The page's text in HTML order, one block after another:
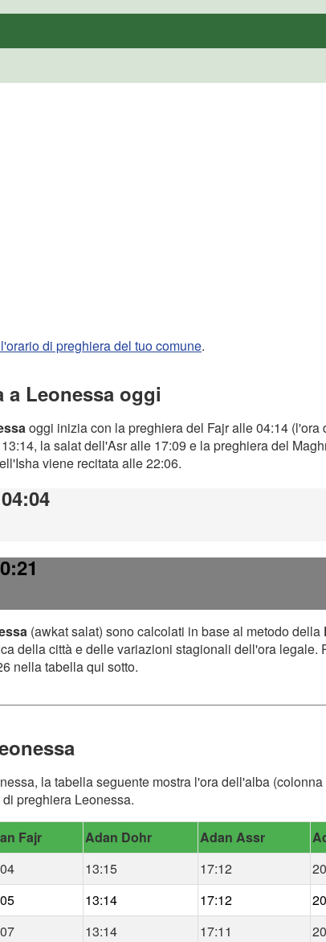
di preghiera del tuo comune.
Leonessa oggi
oggi inizia con la preghiera del Fajr alle 04:14 (l'ora
la salat dell'Asr alle 17:09 e la preghiera del
viene recitata alle 22:06.
(awkat salat) sono calcolati in base al metodo della
della città e delle variazioni stagionali dell'ora
nella tabella qui sotto.
la tabella seguente mostra l'ora dell'alba
preghiera Leonessa.
Fajr Adan Dohr Adan Assr
13:15 17:12
13:14 17:12
13:14 17:11